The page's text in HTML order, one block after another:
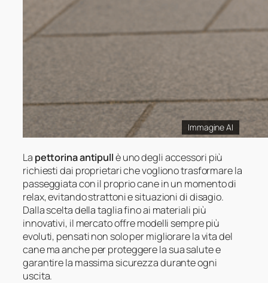
Immagine AI
La pettorina antipullè uno degli accessori più
richiesti dai proprietari che vogliono trasformare la
passeggiata con il proprio cane in un momento di
relax, evitando strattoni e situazioni di disagio.
Dalla scelta della taglia fino ai materiali più
innovativi, il mercato offre modelli sempre più
evoluti, pensati non solo per migliorare la vita del
cane ma anche per proteggere la sua salute e
garantire la massima sicurezza durante ogni
uscita.